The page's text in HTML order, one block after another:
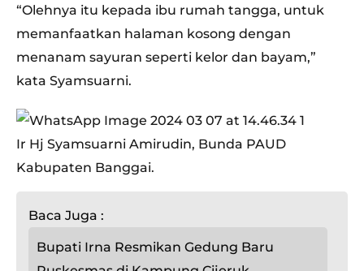
“Olehnya itu kepada ibu rumah tangga, untuk
memanfaatkan halaman kosong dengan
menanam sayuran seperti kelor dan bayam,”
kata Syamsuarni.
Ir Hj Syamsuarni Amirudin, Bunda PAUD
Kabupaten Banggai.
Baca Juga :
Bupati Irna Resmikan Gedung Baru